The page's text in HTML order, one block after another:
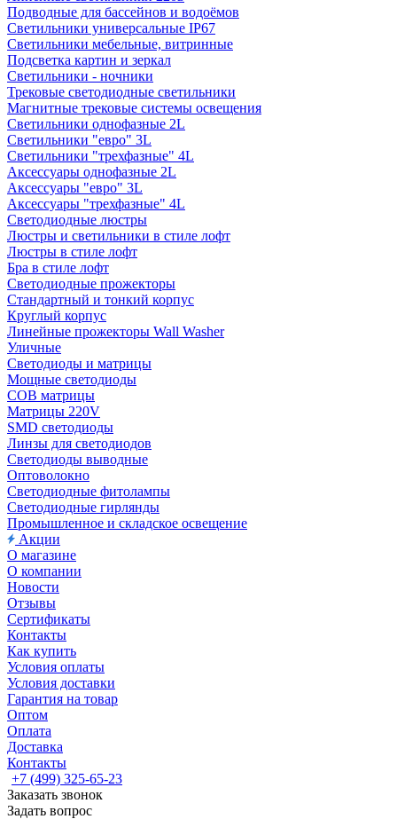
Подводные для бассейнов и водоёмов
Светильники универсальные IP67
Светильники мебельные, витринные
Подсветка картин и зеркал
Светильники - ночники
Трековые светодиодные светильники
Магнитные трековые системы освещения
Светильники однофазные 2L
Светильники "евро" 3L
Светильники "трехфазные" 4L
Аксессуары однофазные 2L
Аксессуары "евро" 3L
Аксессуары "трехфазные" 4L
Светодиодные люстры
Люстры и светильники в стиле лофт
Люстры в стиле лофт
Бра в стиле лофт
Светодиодные прожекторы
Стандартный и тонкий корпус
Круглый корпус
Линейные прожекторы Wall Washer
Уличные
Светодиоды и матрицы
Мощные светодиоды
COB матрицы
Матрицы 220V
SMD светодиоды
Линзы для светодиодов
Светодиоды выводные
Оптоволокно
Светодиодные фитолампы
Светодиодные гирлянды
Промышленное и складское освещение
Акции
О магазине
О компании
Новости
Отзывы
Сертификаты
Контакты
Как купить
Условия оплаты
Условия доставки
Гарантия на товар
Оптом
Оплата
Доставка
Контакты
+7 (499) 325-65-23
Заказать звонок
Задать вопрос